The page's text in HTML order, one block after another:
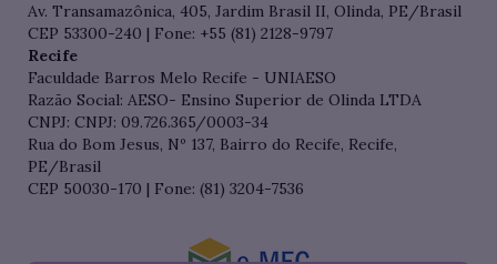
Av. Transamazônica, 405, Jardim Brasil II, Olinda, PE/Brasil
CEP 53300-240 | Fone: +55 (81) 2128-9797
Recife
Faculdade Barros Melo Recife - UNIAESO
Razão Social: AESO- Ensino Superior de Olinda LTDA
CNPJ: CNPJ: 09.726.365/0003-34
Rua do Bom Jesus, Nº 137, Bairro do Recife, Recife,
PE/Brasil
CEP 50030-170 | Fone: (81) 3204-7536